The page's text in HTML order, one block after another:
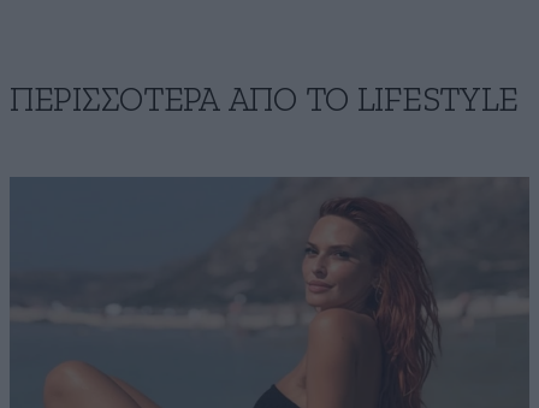
ΠΕΡΙΣΣΟΤΕΡΑ ΑΠΟ ΤΟ LIFESTYLE